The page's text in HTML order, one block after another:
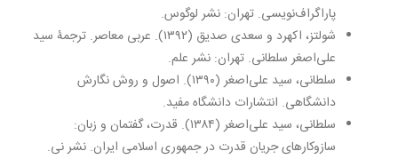
پاراگراف‌نویسی. تهران: نشر لوگوس.
شولتز، اکهرد و سعدی صدیق (۱۳۹۲). عربی معاصر. ترجمۀ سید
علی‌اصغر سلطانی. تهران: نشر علم.
سلطانی، سید علی‌اصغر (۱۳۹۰). اصول و روش نگارش
دانشگاهی. انتشارات دانشگاه مفید.
سلطانی، سید علی‌اصغر (۱۳۸۴). قدرت، گفتمان و زبان:
سازوکارهای جریان قدرت در جمهوری اسلامی ایران. نشر نی.